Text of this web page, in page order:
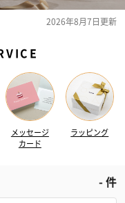
2026年8月7日更新
メッセージ
カード
ラッピング
-件